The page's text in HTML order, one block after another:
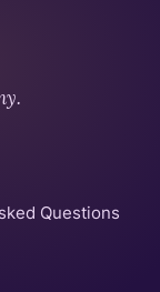
Questions